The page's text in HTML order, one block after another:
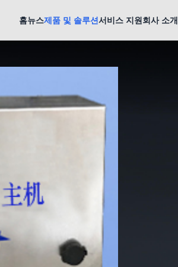
홈뉴스제품 및 솔루션서비스 지원 회사 소개